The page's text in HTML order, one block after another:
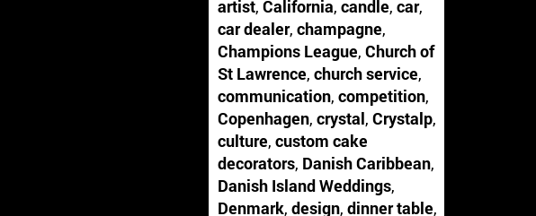
artist, California, candle, car,
car dealer, champagne,
Champions League, Church of
St Lawrence, church service,
communication, competition,
Copenhagen, crystal, Crystalp,
culture, custom cake
decorators, Danish Caribbean,
Danish Island Weddings,
Denmark, design, dinner table,